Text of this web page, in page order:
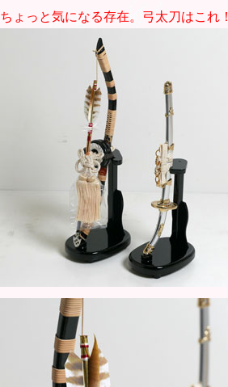
ちょっと気になる存在。弓太刀はこれ！